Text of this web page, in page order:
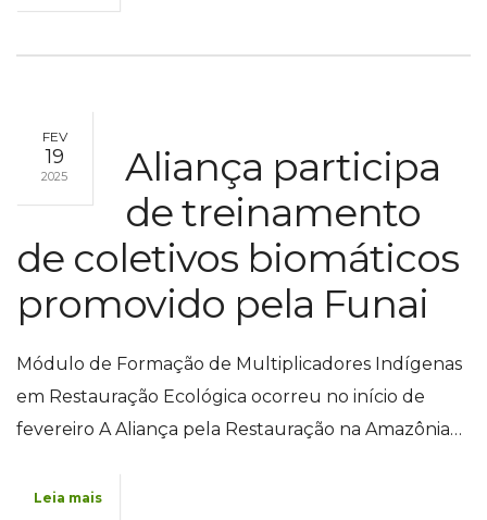
FEV
19
2025
Aliança participa
de treinamento
de coletivos biomáticos
promovido pela Funai
Módulo de Formação de Multiplicadores Indígenas
em Restauração Ecológica ocorreu no início de
fevereiro A Aliança pela Restauração na Amazônia…
Leia mais